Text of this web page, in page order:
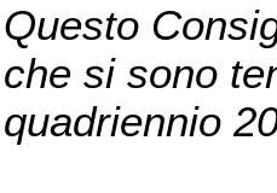
Questo
che si sono
quadriennio